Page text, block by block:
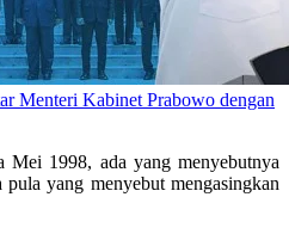
Menteri Kabinet Prabowo dengan
Mei 1998, ada yang menyebutnya
yang menyebut mengasingkan